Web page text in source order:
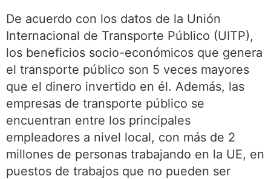
De acuerdo con los datos de la Unión
Internacional de Transporte Público (UITP),
los beneficios socio-económicos que genera
el transporte público son 5 veces mayores
que el dinero invertido en él. Además, las
empresas de transporte público se
encuentran entre los principales
empleadores a nivel local, con más de 2
millones de personas trabajando en la UE, en
puestos de trabajos que no pueden ser